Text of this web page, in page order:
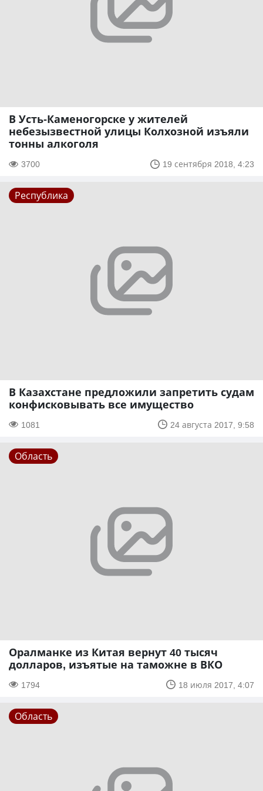
В Усть-Каменогорске у жителей
небезызвестной улицы Колхозной изъяли
тонны алкоголя
3700 19 сентября 2018, 4:23
Республика
В Казахстане предложили запретить судам
конфисковывать все имущество
1081 24 августа 2017, 9:58
Область
Оралманке из Китая вернут 40 тысяч
долларов, изъятые на таможне в ВКО
1794 18 июля 2017, 4:07
Область